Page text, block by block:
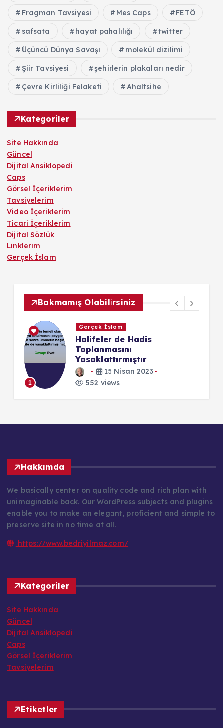
Fragman Tavsiyesi Mes Caps FETÖ
safsata hayat pahalılığı twitter
Üçüncü Dünya Savaşı molekül dizilimi
Şiir Tavsiyesi şehirlerin plakaları nedir
Çevre Kirliliği Felaketi Ahaltsihe
Kategoriler
Site Hakkında
Güncel
Dijital Ansiklopedi
Caps
Görsel İçeriklerim
Tavsiyelerim
Video İçeriklerim
Ticari İçeriklerim
Dijital Sözlük
Linklerim
Gerçek İslam
Bakmamış Olabilirsiniz
1
Gerçek İslam
Halifeler de Hadis
Toplanmasını
Yasaklattırmıştır
15 Nisan 2023
552 views
Hakkımda
We basically center on quality code and rich plan with
unimaginable back. Our WordPress subjects and plugins
enable you to make an elegant, proficient and simple to
preserve site in no time at all.
https://www.bedriyilmaz.com/
Kategoriler
Site Hakkında
Güncel
Dijital Ansiklopedi
Caps
Görsel İçeriklerim
Tavsiyelerim
Etiketler